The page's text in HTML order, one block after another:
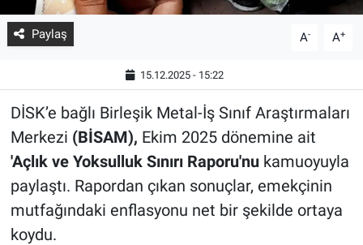
Paylaş A- A+
15.12.2025 - 15:22
DİSK’e bağlı Birleşik Metal-İş Sınıf Araştırmaları
Merkezi (BİSAM), Ekim 2025 dönemine ait
'Açlık ve Yoksulluk Sınırı Raporu'nukamuoyuyla
paylaştı. Rapordan çıkan sonuçlar, emekçinin
mutfağındaki enflasyonu net bir şekilde ortaya
koydu.